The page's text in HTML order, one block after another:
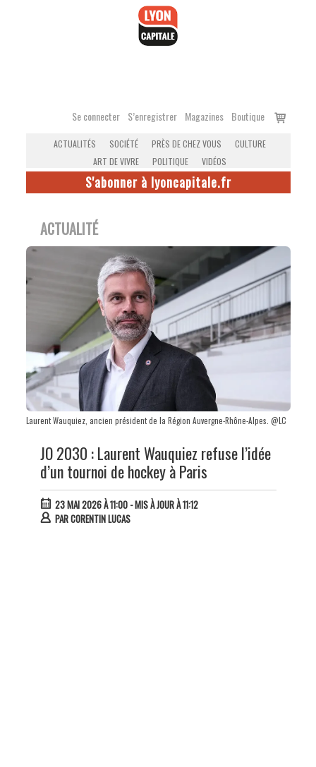
Se connecter S’enregistrer Magazines Boutique
Voir
ACTUALITÉS SOCIÉTÉ PRÈS DE CHEZ VOUS
CULTURE
ART DE VIVRE
POLITIQUE VIDÉOS
S'abonner à lyoncapitale.fr
ACTUALITÉ
Laurent Wauquiez, ancien président de la Région Auvergne-Rhône-Alpes. @LC
JO 2030 : Laurent Wauquiez refuse l’idée
d’un tournoi de hockey à Paris
23 MAI 2026 À 11:00- MIS À JOUR À 11:12
PARCORENTIN LUCAS